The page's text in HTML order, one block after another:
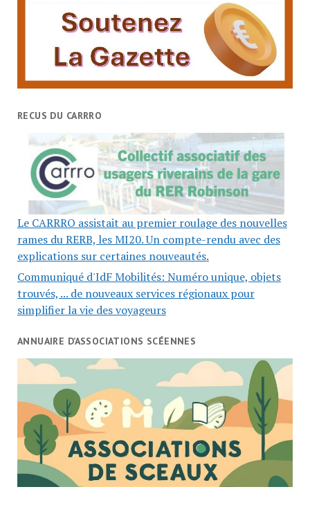
RECUS DU CARRRO
Le CARRRO assistait au premier roulage des nouvelles
rames du RERB, les MI20. Un compte-rendu avec des
explications sur certaines nouveautés.
Communiqué d'IdF Mobilités: Numéro unique, objets
trouvés, ... de nouveaux services régionaux pour
simplifier la vie des voyageurs
ANNUAIRE D’ASSOCIATIONS SCÉENNES